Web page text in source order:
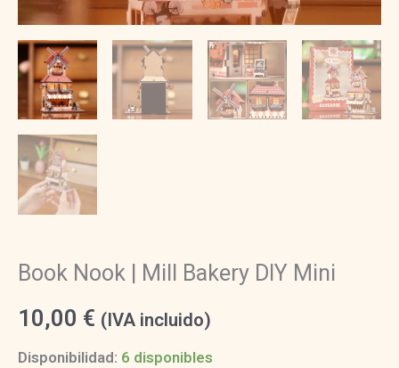
Book Nook | Mill Bakery DIY Mini
10,00 € (IVA incluido)
Disponibilidad: 6 disponibles